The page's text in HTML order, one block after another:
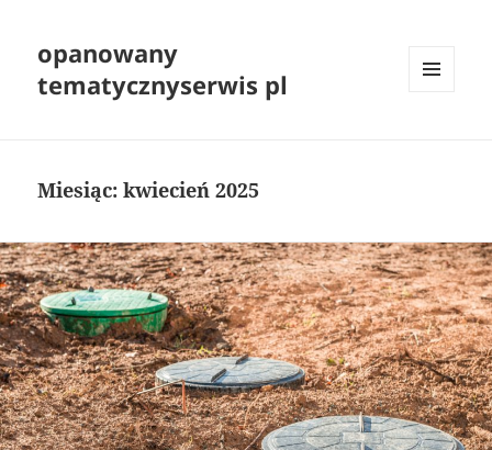
opanowany
tematycznyserwis pl
Miesiąc:kwiecień 2025